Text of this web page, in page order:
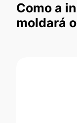
Como a
moldará